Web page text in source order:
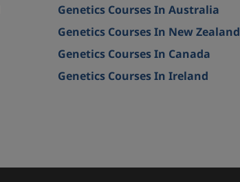
Genetics Courses In Australia
Genetics Courses In New Zealand
Genetics Courses In Canada
Genetics Courses In Ireland